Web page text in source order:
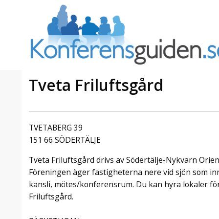
Tveta Friluftsgård
TVETABERG 39
151 66 SÖDERTÄLJE
Tveta Friluftsgård drivs av Södertälje-Nykvarn
Föreningen äger fastigheterna nere vid sjön som
kansli, mötes/konferensrum. Du kan hyra lokaler
Friluftsgård.
av att
här är
Stockholm Hotel
Julerbjudande
2026 hos oss. Mellan den 23
november och 19 december
förvandlar vi våra lokaler till en
stämningsfull mötesplats där